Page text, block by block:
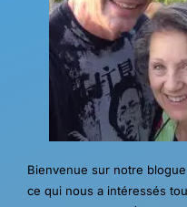
Bienvenue sur notre
ce qui nous a intéressés